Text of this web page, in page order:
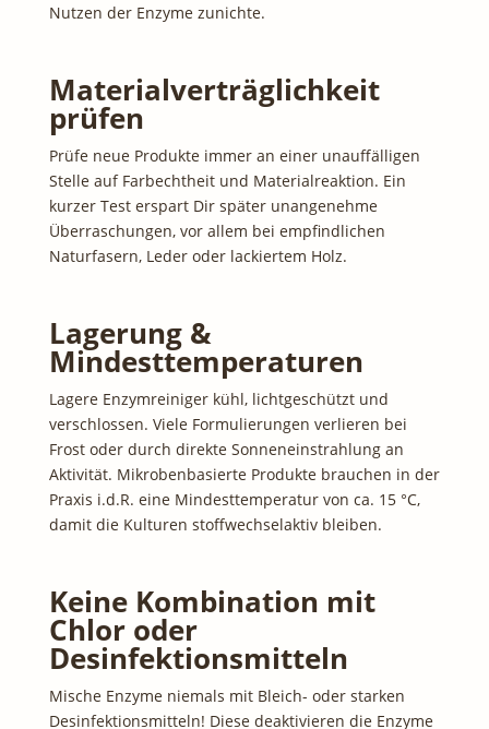
Nutzen der Enzyme zunichte.
Materialverträglichkeit
prüfen
Prüfe neue Produkte immer an einer unauffälligen
Stelle auf Farbechtheit und Materialreaktion. Ein
kurzer Test erspart Dir später unangenehme
Überraschungen, vor allem bei empfindlichen
Naturfasern, Leder oder lackiertem Holz.
Lagerung &
Mindesttemperaturen
Lagere Enzymreiniger kühl, lichtgeschützt und
verschlossen. Viele Formulierungen verlieren bei
Frost oder durch direkte Sonneneinstrahlung an
Aktivität. Mikrobenbasierte Produkte brauchen in der
Praxis i.d.R. eine Mindesttemperatur von ca. 15 °C,
damit die Kulturen stoffwechselaktiv bleiben.
Keine Kombination mit
Chlor oder
Desinfektionsmitteln
Mische Enzyme niemals mit Bleich- oder starken
Desinfektionsmitteln! Diese deaktivieren die Enzyme